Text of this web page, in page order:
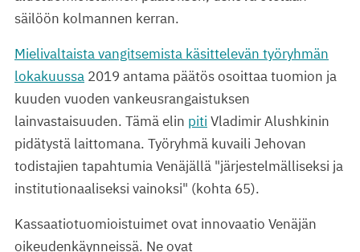
säilöön kolmannen kerran.
Mielivaltaista vangitsemista käsittelevän työryhmän
lokakuussa 2019 antama päätös osoittaa tuomion ja
kuuden vuoden vankeusrangaistuksen
lainvastaisuuden. Tämä elin piti Vladimir Alushkinin
pidätystä laittomana. Työryhmä kuvaili Jehovan
todistajien tapahtumia Venäjällä "järjestelmälliseksi ja
institutionaaliseksi vainoksi" (kohta 65).
Kassaatiotuomioistuimet ovat innovaatio Venäjän
oikeudenkäynneissä. Ne ovat